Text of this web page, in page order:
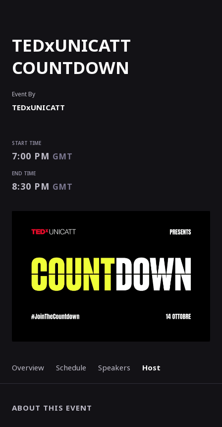
Overview Schedule Speakers Host
ABOUT THIS EVENT
TEDxUNICATT
COUNTDOWN
Event By
TEDxUNICATT
START TIME
7:00 PM GMT
END TIME
8:30 PM GMT
ENDED